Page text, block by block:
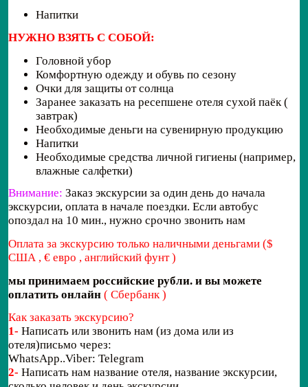
Напитки
НУЖНО ВЗЯТЬ С СОБОЙ:
Головной убор
Комфортную одежду и обувь по сезону
Очки для защиты от солнца
Заранее заказать на ресепшене отеля сухой паёк (
завтрак)
Необходимые деньги на сувенирную продукцию
Напитки
Необходимые средства личной гигиены (например,
влажные салфетки)
Внимание: Заказ экскурсии за один день до начала
экскурсии, оплата в начале поездки. Если автобус
опоздал на 10 мин., нужно срочно звонить нам
Оплата за экскурсию только наличными деньгами ($
США , € евро , английский фунт )
мы принимаем российские рубли. и вы можете
оплатить онлайн ( Сбербанк )
Как заказать экскурсию?
1- Написать или звонить нам (из дома или из
отеля)письмо через:
WhatsApp..Viber: Telegram
2- Написать нам название отеля, название экскурсии,